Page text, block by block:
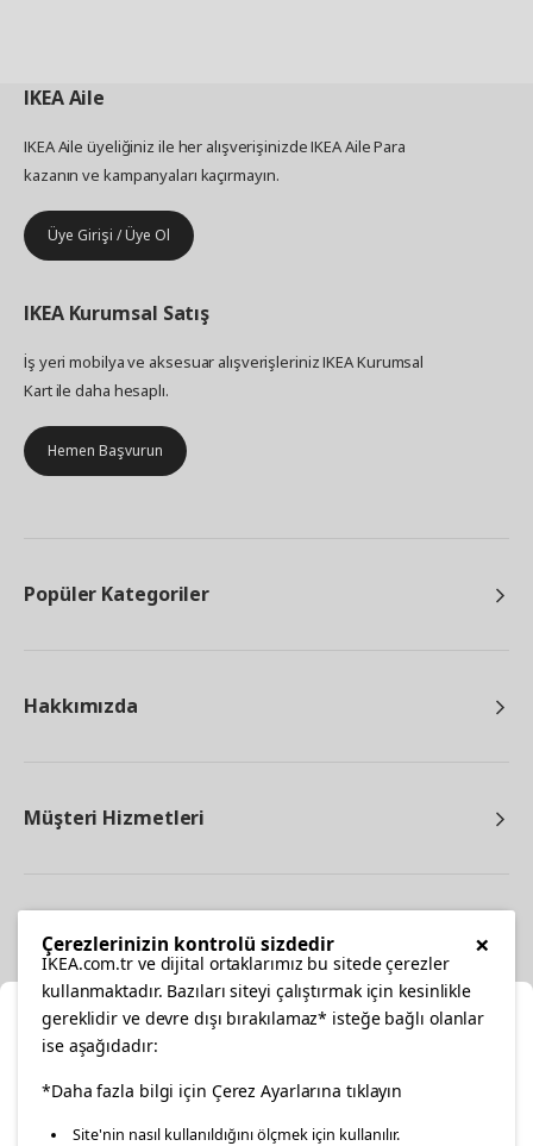
IKEAAile
IKEA Aile üyeliğiniz ile her alışverişinizde IKEA Aile Para
kazanın ve kampanyaları kaçırmayın.
Üye Girişi / Üye Ol
IKEA Kurumsal Satış
İş yeri mobilya ve aksesuar alışverişleriniz IKEA Kurumsal
Kart ile daha hesaplı.
Hemen Başvurun
Popüler Kategoriler
Hakkımızda
Müşteri Hizmetleri
facebooktwitterinstagrampinterestyoutube
Konumunuzu Seçin
×
Çerezlerinizin kontrolü sizdedir
IKEA.com.tr ve dijital ortaklarımız bu sitede çerezler
kullanmaktadır. Bazıları siteyi çalıştırmak için kesinlikle
gereklidir ve devre dışı bırakılamaz* isteğe bağlı olanlar
ise aşağıdadır:
*Daha fazla bilgi için Çerez Ayarlarına tıklayın
Site'nin nasıl kullanıldığını ölçmek için kullanılır.